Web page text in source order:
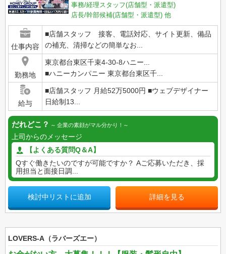
事務/経理スタッフ(店舗型・派遣型)
店長/幹部候補(店舗型・派遣型) 他
仕事内容
■店舗スタッフ 接客、電話対応、サイト更新、備品
の補充、清掃などの簡単なお...
勤務地
東京都台東区千束4-30-8ハニー...
■ハニーカンパニー 東京都台東区千...
給与
■店舗スタッフ 月給52万5000円 ■ウェブデザイナー
日給制13...
だれどこ？ 企業の素顔がマル分かり！
上司からのメッセージ
【よくある質問Q＆A】
Qすぐ働きたいのですが可能ですか？ Aご応募いただき、採
用担当と面接日調...
検討中リストに追加 詳細を見る
LOVERS-A（ラバーズエー）